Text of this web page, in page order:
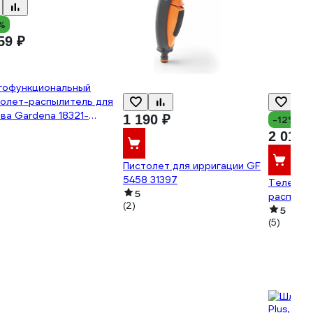
₽
распылитель для
Gardena 18321-
1 190 ₽
Пистолет для ирригации GF
5458 31397
5
(2)
-12%
2 019
5
(5)